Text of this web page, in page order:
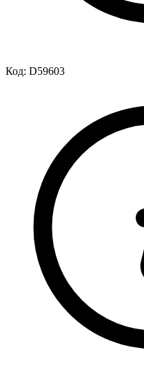
Код: D59603